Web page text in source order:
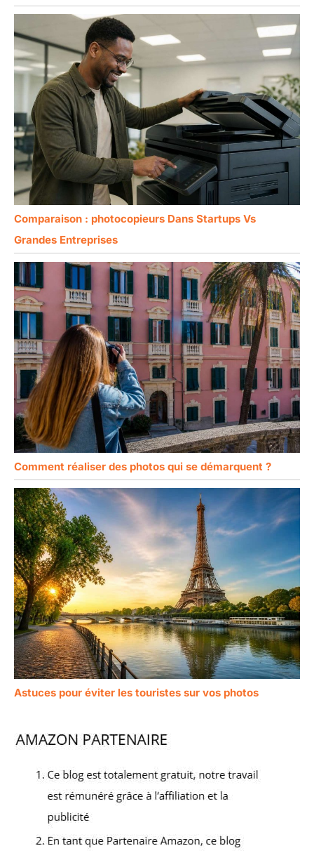
Comparaison : photocopieurs Dans Startups Vs
Grandes Entreprises
Comment réaliser des photos qui se démarquent ?
Astuces pour éviter les touristes sur vos photos